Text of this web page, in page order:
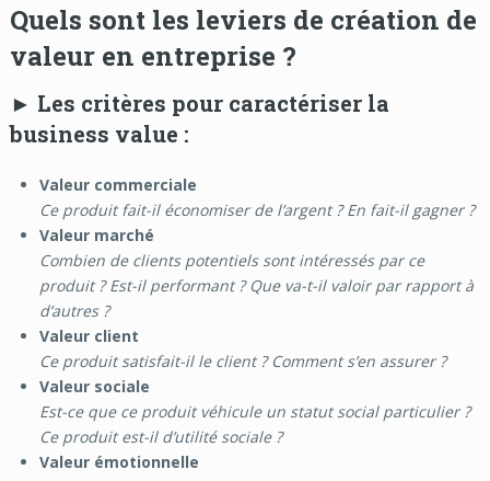
Quels sont les leviers de création de
valeur en entreprise ?
► Les critères pour caractériser la
business value :
Valeur commerciale
Ce produit fait-il économiser de l’argent ? En fait-il gagner ?
Valeur marché
Combien de clients potentiels sont intéressés par ce
produit ? Est-il performant ? Que va-t-il valoir par rapport à
d’autres ?
Valeur client
Ce produit satisfait-il le client ? Comment s’en assurer ?
Valeur sociale
Est-ce que ce produit véhicule un statut social particulier ?
Ce produit est-il d’utilité sociale ?
Valeur émotionnelle